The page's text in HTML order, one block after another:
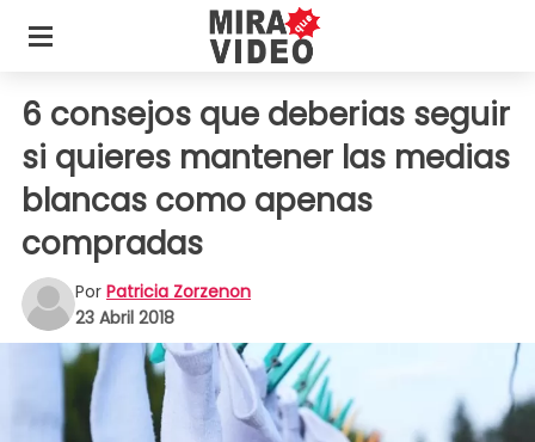
6 consejos que deberias seguir
si quieres mantener las medias
blancas como apenas
compradas
Por Patricia Zorzenon
23 Abril 2018